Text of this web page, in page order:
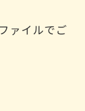
ァイルでご